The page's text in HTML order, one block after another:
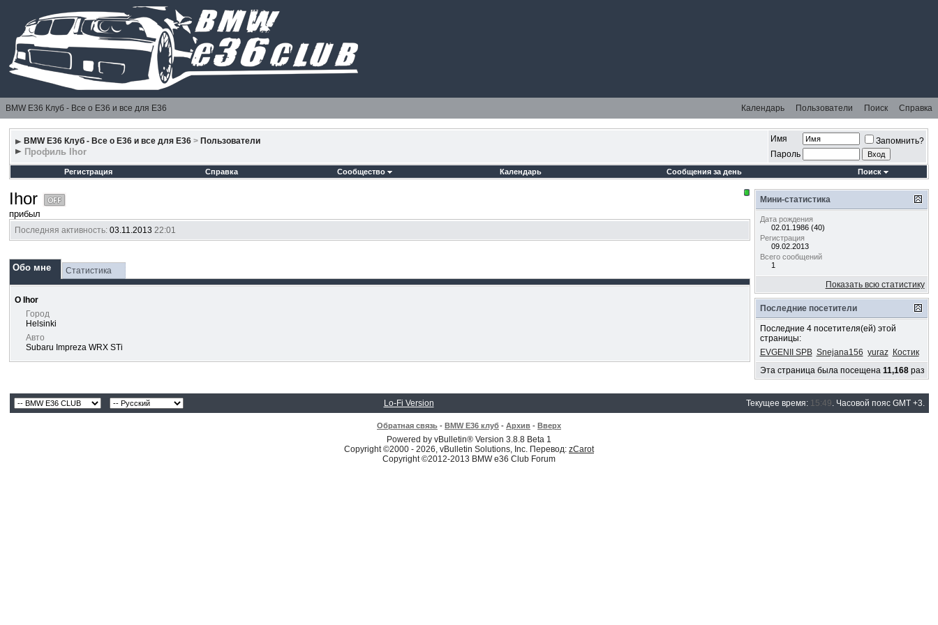
BMW E36 Клуб - Все о Е36 и все для Е36 Календарь Пользователи Поиск Справка
BMW E36 Клуб - Все о Е36 и все для Е36 > Пользователи
Профиль Ihor
Имя
Запомнить?
Пароль
Регистрация Справка Сообщество Календарь Сообщения за день Поиск
Ihor
прибыл
Последняя активность: 03.11.201322:01
Обо мне Статистика
О Ihor
Город
Helsinki
Авто
Subaru Impreza WRX STi
Мини-статистика
Дата рождения
02.01.1986 (40)
Регистрация
09.02.2013
Всего сообщений
1
Показать всю статистику
Последние посетители
Последние 4 посетителя(ей) этой
страницы:
EVGENII SPB Snejana156 yuraz
Костик
Эта страница была посещена 11,168раз
Lo-Fi Version Текущее время: 15:49. Часовой пояс GMT +3.
Обратная связь - BMW E36 клуб - Архив - Вверх
Powered by vBulletin® Version 3.8.8 Beta 1
Copyright ©2000 - 2026, vBulletin Solutions, Inc. Перевод: zCarot
Copyright ©2012-2013 BMW e36 Club Forum